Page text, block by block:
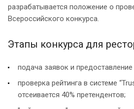
разрабатывается положение о
Всероссийского конкурса.
Этапы конкурса для
подача заявок и
проверка рейтинга в системе
отсеивается 40% претендентов;